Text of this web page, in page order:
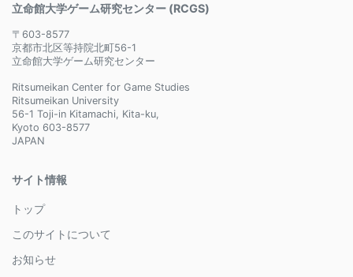
立命館大学ゲーム研究センター (RCGS)
〒603-8577
京都市北区等持院北町56-1
立命館大学ゲーム研究センター
Ritsumeikan Center for Game Studies
Ritsumeikan University
56-1 Toji-in Kitamachi, Kita-ku,
Kyoto 603-8577
JAPAN
サイト情報
トップ
このサイトについて
お知らせ